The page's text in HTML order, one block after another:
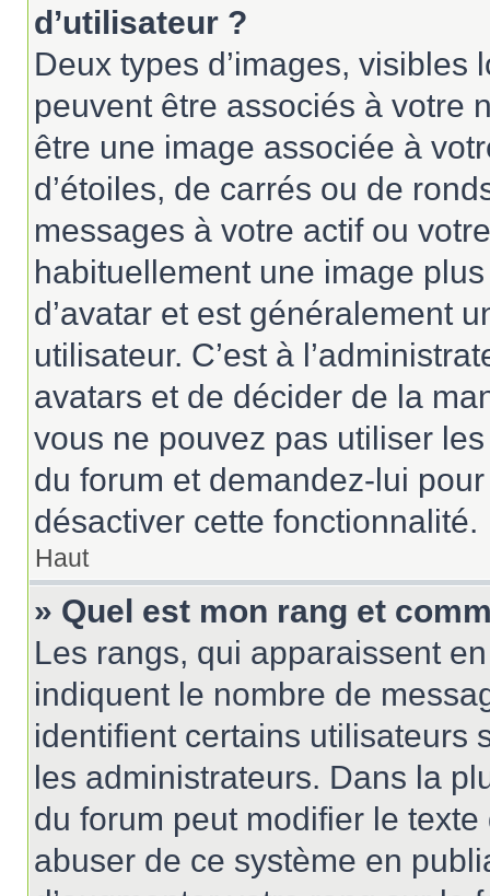
d’utilisateur ?
Deux types d’images,
peuvent être associés à votre
être une image associée à
d’étoiles, de carrés ou de
messages à votre actif ou
habituellement une image
d’avatar et est généralement
utilisateur. C’est à
avatars et de décider de la
vous ne pouvez pas utiliser
du forum et demandez-lui
désactiver cette fonctionnalité.
Haut
» Quel est mon rang et
Les rangs, qui apparaissent
indiquent le nombre de
identifient certains utilisateurs
les administrateurs. Dans la
du forum peut modifier le
abuser de ce système en